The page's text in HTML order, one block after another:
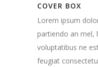
COVER BOX
Lorem ipsum
partiendo an mel,
voluptatibus ne
feugiat